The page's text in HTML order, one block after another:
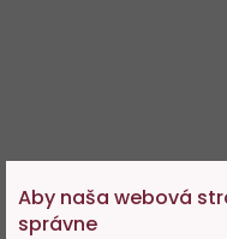
Aby naša webová
správne